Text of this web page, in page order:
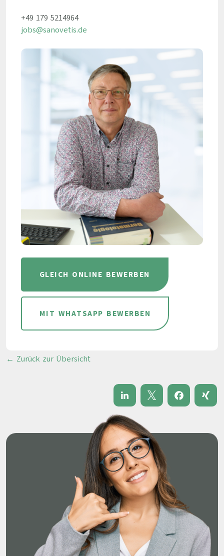
+49 179 5214964
jobs@sanovetis.de
GLEICH ONLINE BEWERBEN
MIT WHATSAPP BEWERBEN
← Zurück zur Übersicht